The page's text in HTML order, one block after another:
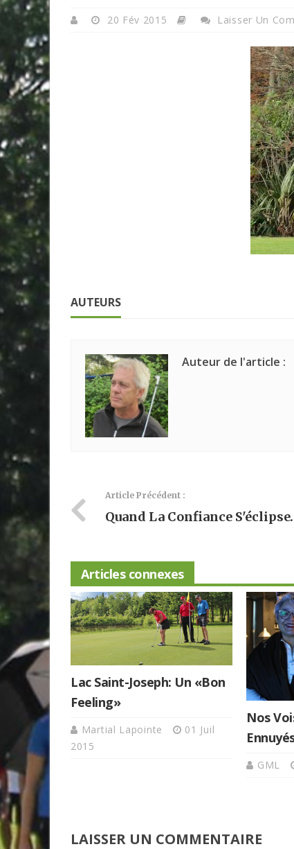
20 Fév 2015 Laisser Un
AUTEURS
Auteur de l'article :
Article Précédent :
Quand La Confiance
Articles connexes
Lac Saint-Joseph: Un «bon
Feeling»
Martial Lapointe
01 Juil
2015
Nos
GML
LAISSER UN COMMENTAIRE